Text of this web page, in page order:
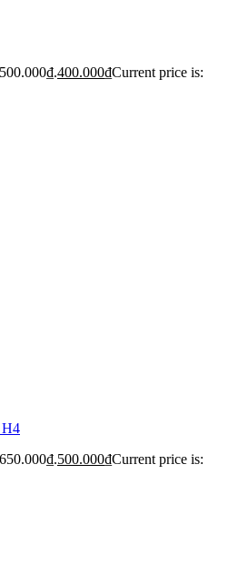
400.000₫Current price is:
H4
500.000₫Current price is: